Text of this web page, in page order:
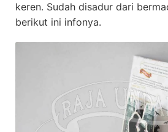
keren. Sudah disadur dari
berikut ini infonya.